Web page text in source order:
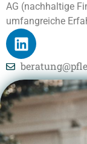
AG (nachhaltige
umfangreiche